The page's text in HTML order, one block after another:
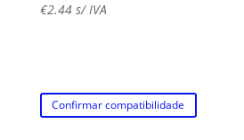
€2.44s/ IVA
Confirmar compatibilidade